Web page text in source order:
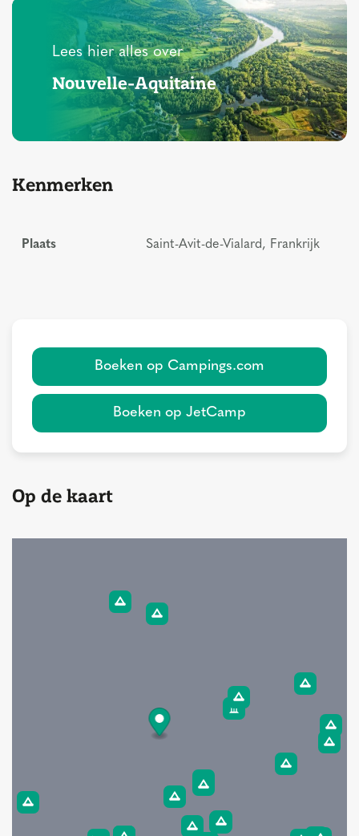
Lees hier alles over
Nouvelle-Aquitaine
Kenmerken
Plaats Saint-Avit-de-Vialard, Frankrijk
Boeken op Campings.com
Boeken op JetCamp
Op de kaart